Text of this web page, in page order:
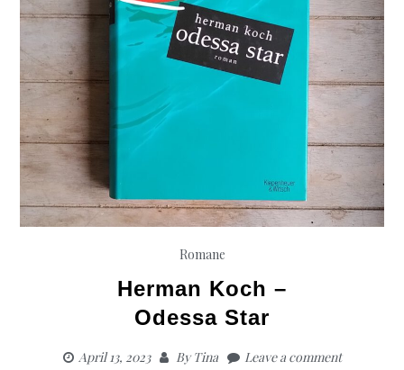
Romane
Herman Koch –
Odessa Star
April 13, 2023 ByTina Leave a comment